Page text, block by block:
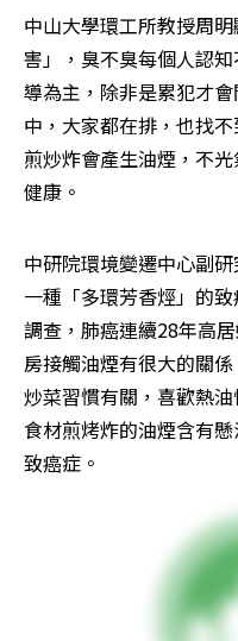
中山大學環工所教授周
害」，臭不臭每個人認
導為主，除非是累犯才
中，大家都在排，也找
煎炒炸會產生油煙，不
健康。
中研院環境變遷中心副
一種「多環芳香烴」的
調查，肺癌連續28年高
房接觸油煙有很大的關
炒菜習慣有關，喜歡熱
食材煎烤炸的油煙含有
致癌症。